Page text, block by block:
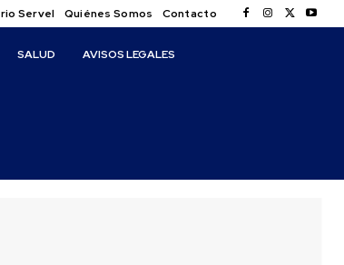
Servel Quiénes Somos Contacto
SALUD AVISOS LEGALES